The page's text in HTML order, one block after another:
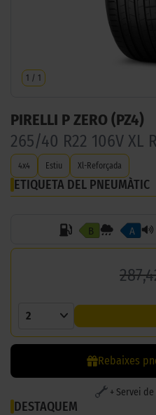
1 / 1
PIRELLI P ZERO (PZ4)
265/40 R22 106V XL
4x4 Estiu Xl-Reforçada
ETIQUETA DEL PNEUMÀTIC
B A
2
Rebaixes
+ Servei
DESTAQUEM